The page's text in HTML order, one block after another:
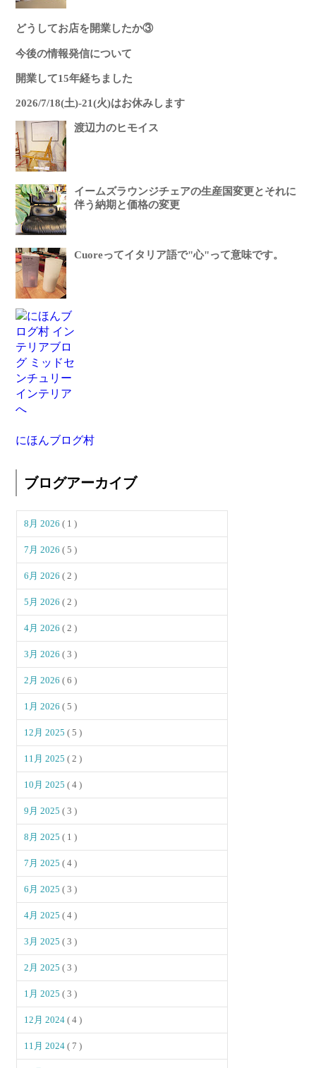
どうしてお店を開業したか③
今後の情報発信について
開業して15年経ちました
2026/7/18(土)-21(火)はお休みします
渡辺力のヒモイス
イームズラウンジチェアの生産国変更とそれに
伴う納期と価格の変更
Cuoreってイタリア語で"心"って意味です。
にほんブログ村
ブログアーカイブ
8月 2026( 1 )
7月 2026( 5 )
6月 2026( 2 )
5月 2026( 2 )
4月 2026( 2 )
3月 2026( 3 )
2月 2026( 6 )
1月 2026( 5 )
12月 2025( 5 )
11月 2025( 2 )
10月 2025( 4 )
9月 2025( 3 )
8月 2025( 1 )
7月 2025( 4 )
6月 2025( 3 )
4月 2025( 4 )
3月 2025( 3 )
2月 2025( 3 )
1月 2025( 3 )
12月 2024( 4 )
11月 2024( 7 )